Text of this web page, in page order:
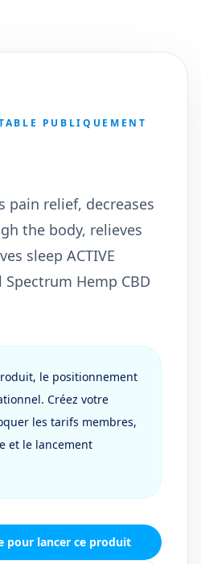
PUBLIQUEMENT
pain relief, decreases
the body, relieves
sleep ACTIVE
Spectrum Hemp CBD
le positionnement
Créez votre
les tarifs membres,
et le lancement
pour lancer ce produit